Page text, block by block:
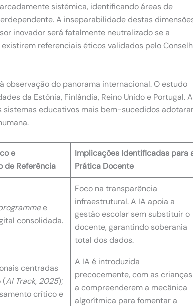
sistémica, identificando áreas de
A inseparabilidade destas
inovador será fatalmente neutralizado se a
referenciais éticos validados pelo
observação do panorama internacional. O estudo
da Estónia, Finlândia, Reino Unido e Portugal.A
sistemas educativos mais bem-sucedidos
e
de Referência
Implicações Identificadas para
Prática Docente
e
consolidada.
Foco na transparência
infraestrutural. A IA apoia a
gestão escolar sem substituir o
docente, garantindo soberania
total dos dados.
centradas
(Al Track, 2025);
crítico e
A IA é introduzida
precocemente, com as crianças
a compreenderem a mecânica
algorítmica para fomentar a